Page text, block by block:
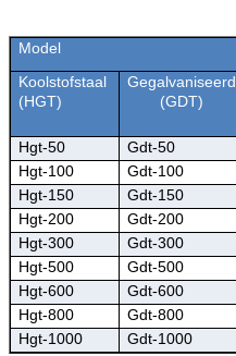
Model
Koolstofstaal
(HGT)
Gegalvaniseerd
(GDT)
Hgt-50 Gdt-50
Hgt-100
Gdt-100
Hgt-150
Gdt-150
Hgt-200
Gdt-200
Hgt-300
Gdt-300
Hgt-500
Gdt-500
Hgt-600
Gdt-600
Hgt-800
Gdt-800
Hgt-1000
Gdt-1000